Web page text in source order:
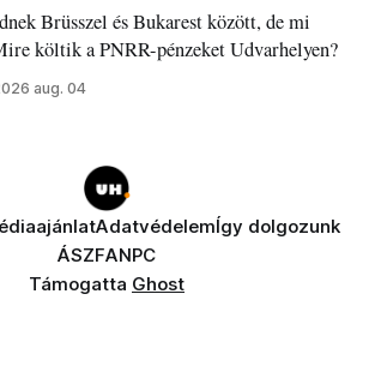
Brüsszel és Bukarest között, de mi
költik a PNRR-pénzeket Udvarhelyen?
aug. 04
AdatvédelemÍgy dolgozunk
ÁSZFANPC
Támogatta Ghost